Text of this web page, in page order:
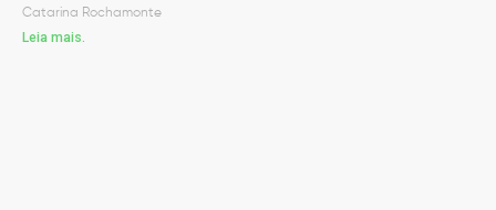
Catarina Rochamonte
Leia mais.